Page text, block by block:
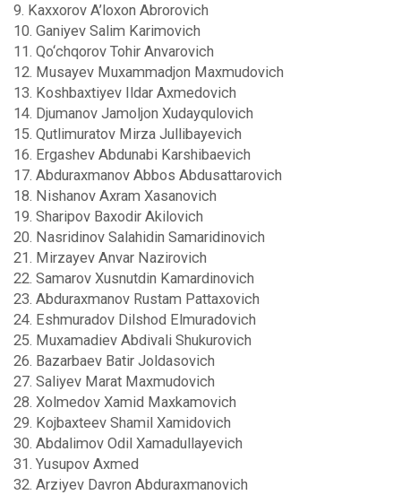
9. Kaxxorov A’loxon Abrorovich
10. Ganiyev Salim Karimovich
11. Qo‘chqorov Tohir Anvarovich
12. Musayev Muxammadjon Maxmudovich
13. Koshbaxtiyev Ildar Axmedovich
14. Djumanov Jamoljon Xudayqulovich
15. Qutlimuratov Mirza Jullibayevich
16. Ergashev Abdunabi Karshibaevich
17. Abduraxmanov Abbos Abdusattarovich
18. Nishanov Axram Xasanovich
19. Sharipov Baxodir Akilovich
20. Nasridinov Salahidin Samaridinovich
21. Mirzayev Anvar Nazirovich
22. Samarov Xusnutdin Kamardinovich
23. Abduraxmanov Rustam Pattaxovich
24. Eshmuradov Dilshod Elmuradovich
25. Muxamadiev Abdivali Shukurovich
26. Bazarbaev Batir Joldasovich
27. Saliyev Marat Maxmudovich
28. Xolmedov Xamid Maxkamovich
29. Kojbaxteev Shamil Xamidovich
30. Abdalimov Odil Xamadullayevich
31. Yusupov Axmed
32. Arziyev Davron Abduraxmanovich